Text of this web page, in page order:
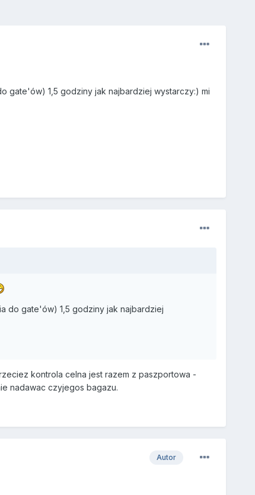
gate'ów) 1,5 godziny jak najbardziej wystarczy:) mi
do gate'ów) 1,5 godziny jak najbardziej
kontrola celna jest razem z paszportowa -
nadawac czyjegos bagazu.
Autor